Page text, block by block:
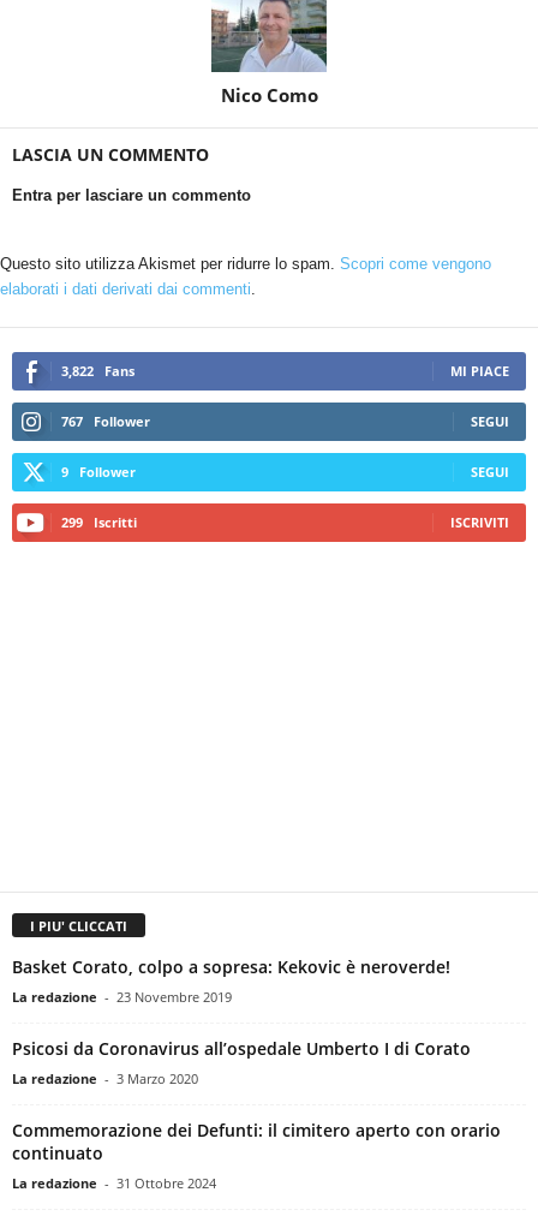
Nico Como
LASCIA UN COMMENTO
Entra per lasciare un commento
Questo sito utilizza Akismet per ridurre lo spam. Scopri come vengono
elaborati i dati derivati dai commenti.
3,822 Fans MI PIACE
767 Follower SEGUI
9 Follower SEGUI
299 Iscritti ISCRIVITI
I PIU' CLICCATI
Basket Corato, colpo a sopresa: Kekovic è neroverde!
La redazione - 23 Novembre 2019
Psicosi da Coronavirus all’ospedale Umberto I di Corato
La redazione - 3 Marzo 2020
Commemorazione dei Defunti: il cimitero aperto con orario
continuato
La redazione - 31 Ottobre 2024